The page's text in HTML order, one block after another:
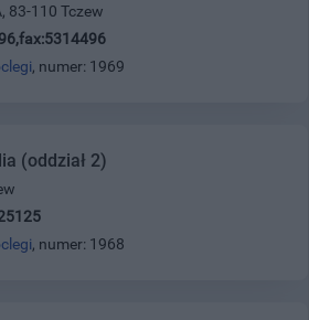
83-110 Tczew
, numer: 1969
(oddział 2)
, numer: 1968